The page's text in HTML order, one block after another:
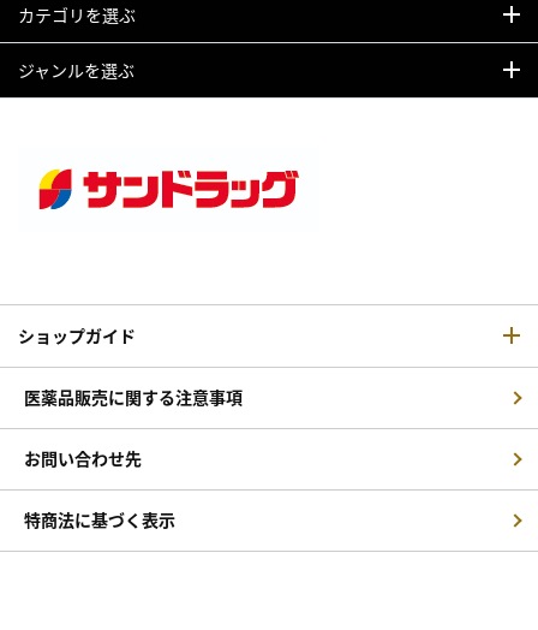
カテゴリを選ぶ
ジャンルを選ぶ
ショップガイド
医薬品販売に関する注意事項
お問い合わせ先
特商法に基づく表示